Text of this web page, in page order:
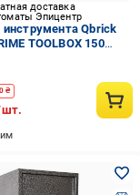
доставка
Эпицентр
Qbrick
TOOLBOX 150
₴